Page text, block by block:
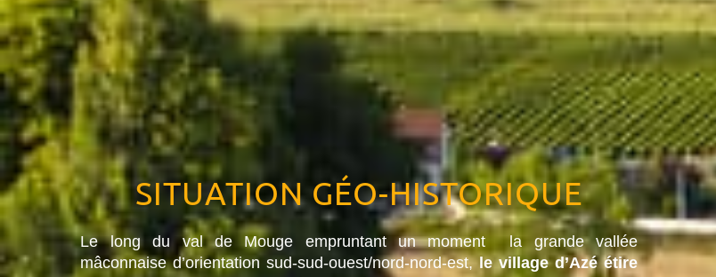
SITUATION GÉO-HISTORIQUE
Le long du val de Mouge empruntant un moment la grande vallée
mâconnaise d’orientation sud-sud-ouest/nord-nord-est,le village d’Azé étire